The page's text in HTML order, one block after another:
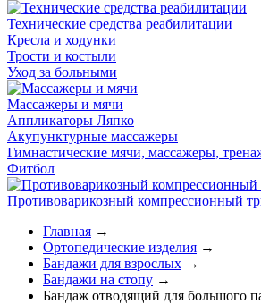
Технические средства реабилитации
Кресла и ходунки
Трости и костыли
Уход за больными
Массажеры и мячи
Аппликаторы Ляпко
Акупунктурные массажеры
Гимнастические мячи, массажеры,
Фитбол
Противоварикозный компрессионный
Главная →
Ортопедические изделия →
Бандажи для взрослых →
Бандажи на стопу →
Бандаж отводящий для большого